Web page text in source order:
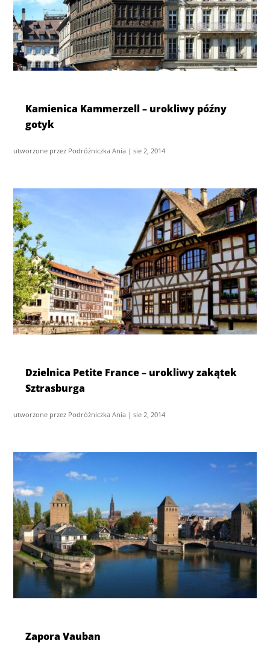
Kamienica Kammerzell – urokliwy późny
gotyk
utworzone przez Podróżniczka Ania |sie 2, 2014
Dzielnica Petite France – urokliwy zakątek
Sztrasburga
utworzone przez Podróżniczka Ania |sie 2, 2014
Zapora Vauban